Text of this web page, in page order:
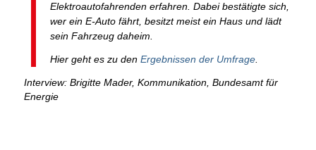
Elektroautofahrenden erfahren. Dabei bestätigte sich,
wer ein E-Auto fährt, besitzt meist ein Haus und lädt
sein Fahrzeug daheim.
Hier geht es zu den Ergebnissen der Umfrage.
Interview: Brigitte Mader, Kommunikation, Bundesamt für
Energie